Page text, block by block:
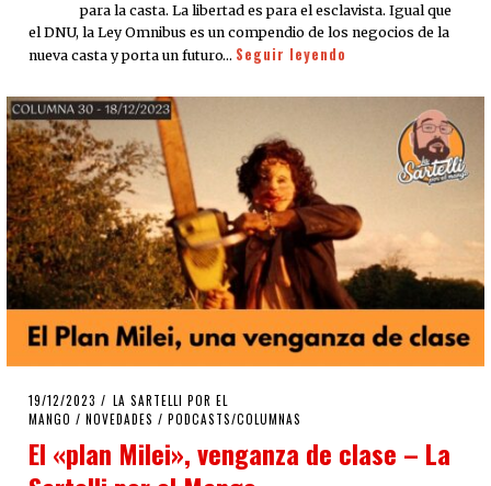
para la casta. La libertad es para el esclavista. Igual que
el DNU, la Ley Omnibus es un compendio de los negocios de la
nueva casta y porta un futuro… Seguir leyendo
POSTED
ON
19/12/2023 19/12/2023
LA SARTELLI POR EL
MANGO / NOVEDADES / PODCASTS/COLUMNAS
El «plan Milei», venganza de clase – La